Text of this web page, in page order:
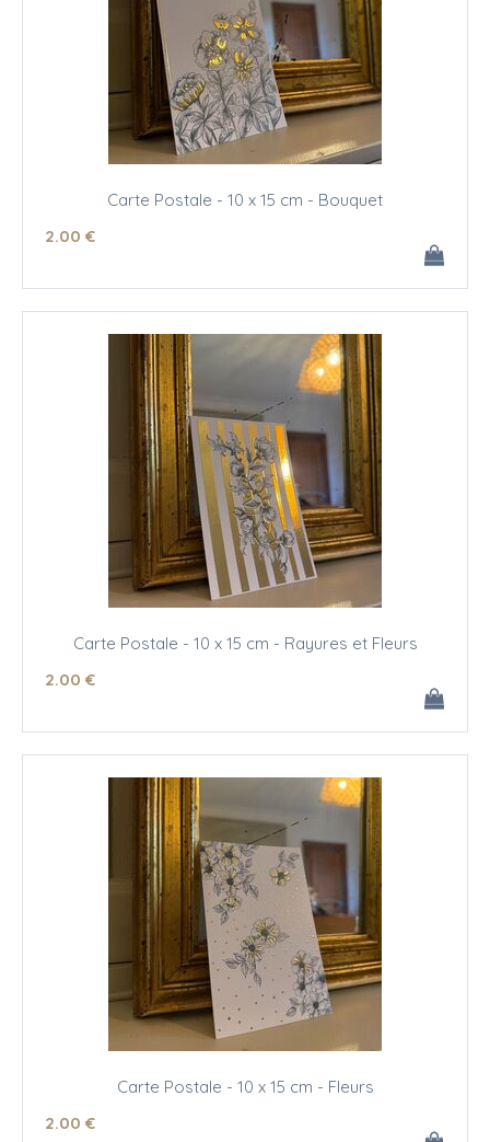
Carte Postale - 10 x 15 cm - Bouquet
2.00 €
Carte Postale - 10 x 15 cm - Rayures et Fleurs
2.00 €
Carte Postale - 10 x 15 cm - Fleurs
2.00 €